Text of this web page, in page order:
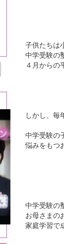
子供たちは
中学受験の
４月からの
しかし、毎
中学受験の
悩みをもつ
中学受験の
お母さまの
家庭学習で